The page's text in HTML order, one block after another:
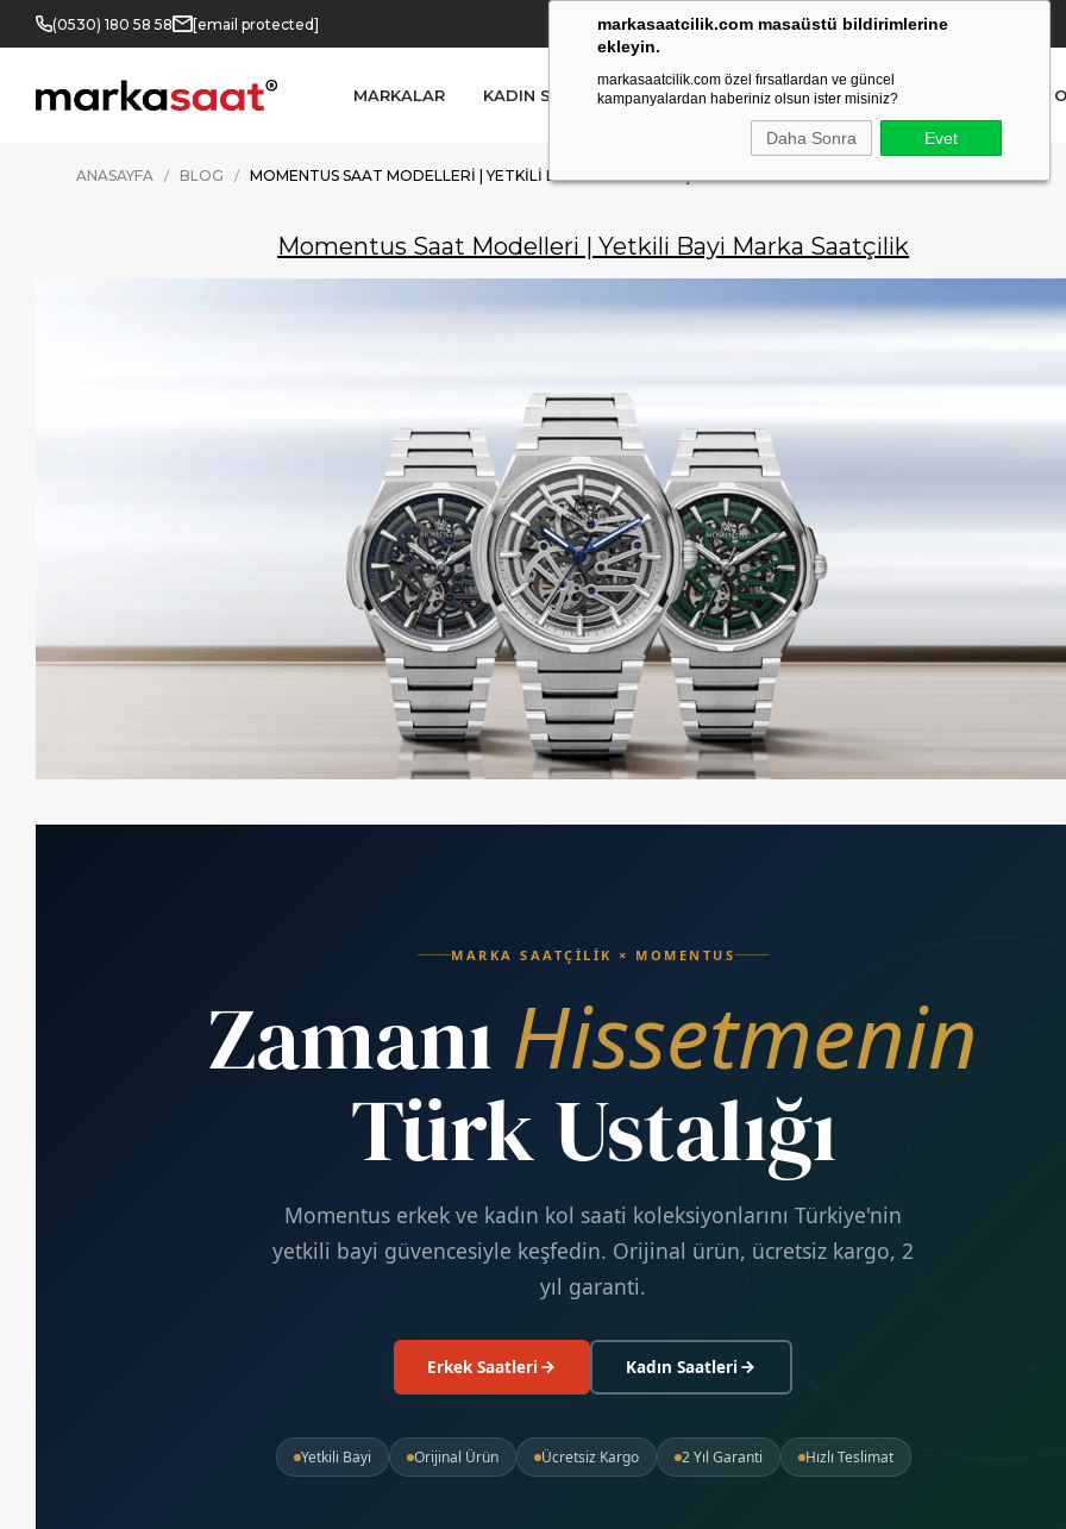
markasaatcilik.com masaüstü bildirimlerine
ekleyin.
markasaatcilik.com özel fırsatlardan ve güncel
kampanyalardan haberiniz olsun ister misiniz?
Daha Sonra Evet
(0530) 180 58 58 [email protected] YETKİLİ SATICI (Ücretsiz Kargo Ve İade)
MARKALAR KADIN SAAT ERKEK SAAT AKILLI SAAT
ANASAYFA BLOG MOMENTUS SAAT MODELLERI | YETKILI BAYI MARKA SAATÇILIK
Momentus Saat Modelleri | Yetkili Bayi Marka Saatçilik
MARKA SAATÇİLİK × MOMENTUS
Zamanı Hissetmenin
Türk Ustalığı
Momentus erkek ve kadın kol saati koleksiyonlarını Türkiye'nin
yetkili bayi güvencesiyle keşfedin. Orijinal ürün, ücretsiz kargo, 2
yıl garanti.
Erkek Saatleri Kadın Saatleri
Yetkili Bayi Orijinal Ürün Ücretsiz Kargo 2 Yıl Garanti Hızlı Teslimat